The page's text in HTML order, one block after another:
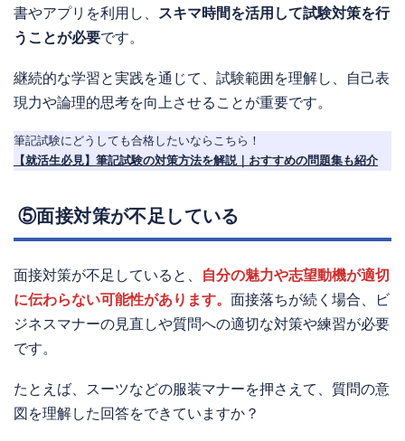
書やアプリを利用し、
スキマ時間を活用して試験対策を行
うことが必要です。
継続的な学習と実践を通じて、試験範囲を理解し、自己表
現力や論理的思考を向上させることが重要です。
筆記試験にどうしても合格したいならこちら！
【就活生必見】筆記試験の対策方法を解説｜おすすめの問題集も紹介
⑤面接対策が不足している
面接対策が不足していると、
自分の魅力や志望動機が適切
に伝わらない可能性があります。 面接落ちが続く場合、ビ
ジネスマナーの見直しや質問への適切な対策や練習が必要
です。
たとえば、スーツなどの服装マナーを押さえて、質問の意
図を理解した回答をできていますか？